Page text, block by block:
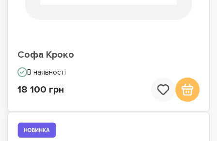
Софа Кроко
В наявності
18 100 грн